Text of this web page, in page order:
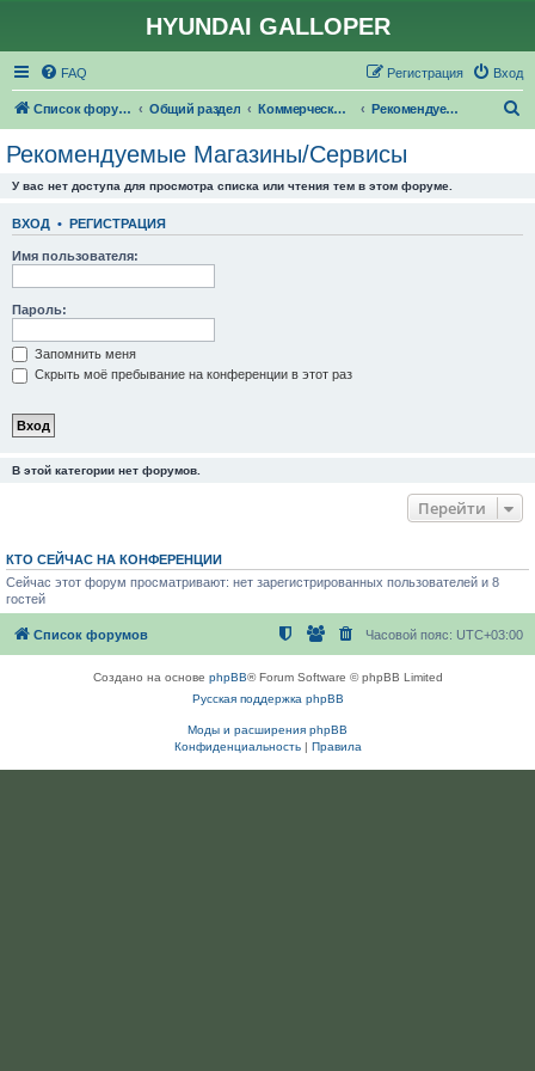
HYUNDAI GALLOPER
FAQ Вход
Регистрация
Список форумов Общий раздел Коммерческий раздел Рекомендуемые Магазины/Сервисы
Рекомендуемые Магазины/Сервисы
У вас нет доступа для просмотра списка или чтения тем в этом форуме.
ВХОД • РЕГИСТРАЦИЯ
Имя пользователя:
Пароль:
Запомнить меня
Скрыть моё пребывание на конференции в этот раз
В этой категории нет форумов.
Перейти
КТО СЕЙЧАС НА КОНФЕРЕНЦИИ
Сейчас этот форум просматривают: нет зарегистрированных пользователей и 8
гостей
Список форумов Часовой пояс: UTC+03:00
Создано на основе phpBB® Forum Software © phpBB Limited
Русская поддержка phpBB
Моды и расширения phpBB
Конфиденциальность| Правила